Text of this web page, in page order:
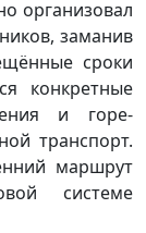
организовал
заманив
сроки
конкретные
и горе-
транспорт.
маршрут
системе